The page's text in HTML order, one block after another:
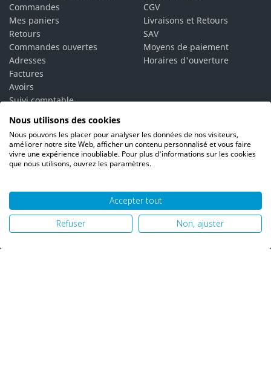
Commandes
Mes paniers
Retours
Commandes ouvertes
Adresses
Factures
Avoirs
Suivi comptable
Vos alertes
Vos interlocuteurs
CGV
Livraisons et Retours
SAV
Moyens de paiement
Horaires d'ouverture
© 2026 PH06 Produits Propreté Hygiène |Mentions légales|
Politique de confidentialité
Plan du site
Nous utilisons des cookies
Nous pouvons les placer pour analyser les données de nos visiteurs,
améliorer notre site Web, afficher un contenu personnalisé et vous faire
vivre une expérience inoubliable. Pour plus d'informations sur les cookies
que nous utilisons, ouvrez les paramètres.
Accepter tout
Refuser
Non, ajuster